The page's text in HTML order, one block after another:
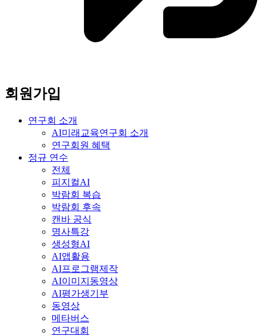
회원가입
연구회 소개
AI미래교육연구회 소개
연구회원 혜택
정규 연수
전체
피지컬AI
박람회 복습
박람회 후속
캔바 공식
명사특강
생성형AI
AI앱활용
AI프로그램제작
AI이미지동영상
AI평가생기부
동영상
메타버스
연구대회